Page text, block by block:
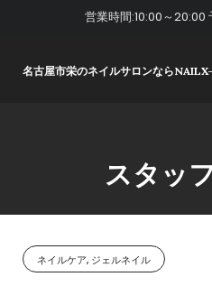
営業時間:10:00～20:00
名古屋市栄のネイルサロンなら
スタッ
ネイルケア, ジェルネイル